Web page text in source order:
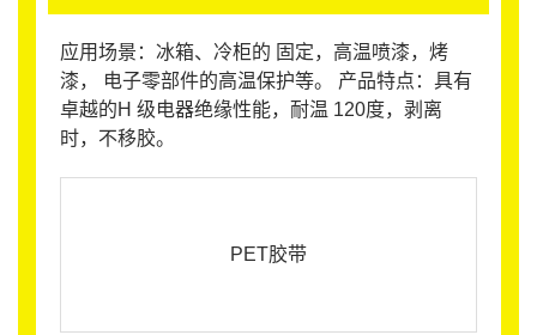
应用场景：冰箱、冷柜的 固定，高温喷漆，烤
漆， 电子零部件的高温保护等。 产品特点：具有
卓越的H 级电器绝缘性能，耐温 120度，剥离
时，不移胶。
PET胶带